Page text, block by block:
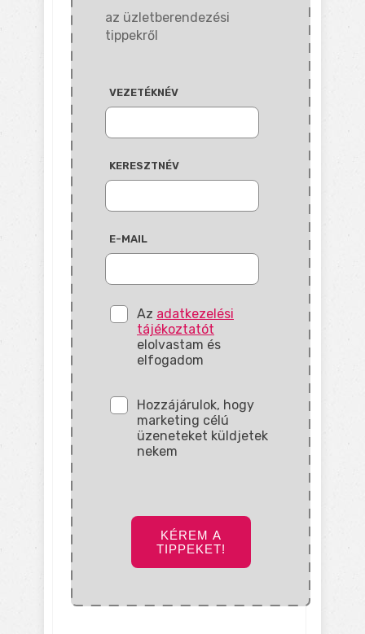
az üzletberendezési
tippekről
VEZETÉKNÉV
KERESZTNÉV
E-MAIL
Az adatkezelési
tájékoztatót
elolvastam és
elfogadom
Hozzájárulok, hogy
marketing célú
üzeneteket küldjetek
nekem
KÉREM A
TIPPEKET!